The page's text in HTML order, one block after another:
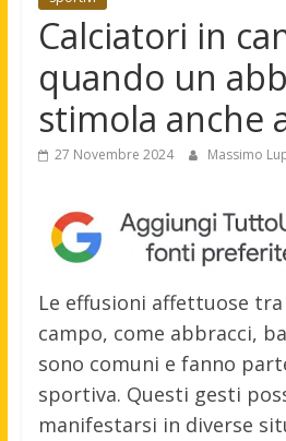
Calciatori in
quando un
stimola anche
27 Novembre 2024 Massimo
Le effusioni affettuose
campo, come abbracci,
sono comuni e fanno
sportiva. Questi gesti
manifestarsi in diverse